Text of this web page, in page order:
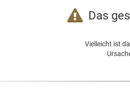
Das
Vielleicht ist